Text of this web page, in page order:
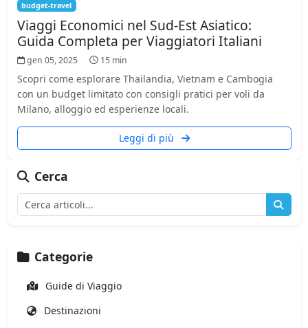
budget-travel
Viaggi Economici nel Sud-Est Asiatico:
Guida Completa per Viaggiatori Italiani
gen 05, 2025 15 min
Scopri come esplorare Thailandia, Vietnam e Cambogia
con un budget limitato con consigli pratici per voli da
Milano, alloggio ed esperienze locali.
Leggi di più
Cerca
Categorie
Guide di Viaggio
Destinazioni